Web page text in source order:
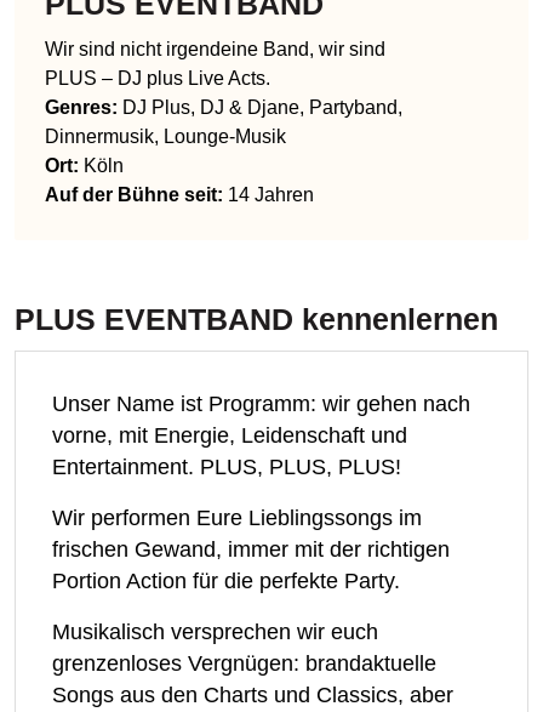
Wir sind nicht irgendeine Band, wir sind
PLUS – DJ plus Live Acts.
Genres: DJ Plus, DJ & Djane, Partyband,
Dinnermusik, Lounge-Musik
Ort: Köln
Auf der Bühne seit: 14 Jahren
PLUS EVENTBAND kennenlernen
Unser Name ist Programm: wir gehen nach
vorne, mit Energie, Leidenschaft und
Entertainment. PLUS, PLUS, PLUS!
Wir performen Eure Lieblingssongs im
frischen Gewand, immer mit der richtigen
Portion Action für die perfekte Party.
Musikalisch versprechen wir euch
grenzenloses Vergnügen: brandaktuelle
Songs aus den Charts und Classics, aber